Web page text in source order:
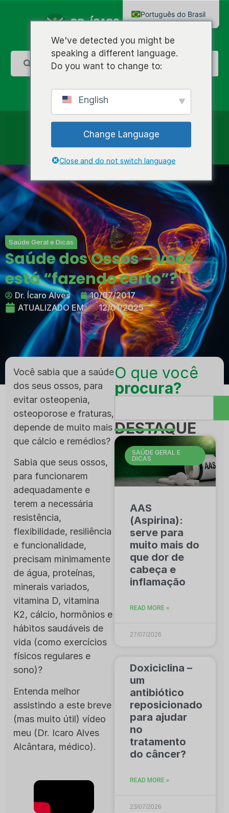
Saúde Geral e Dicas
Saúde dos Ossos – você
está “fazendo certo”?
Dr. Ícaro Alves
10/07/2017
ATUALIZADO EM:
12/01/2025
Você sabia que a saúde
dos seus ossos, para
evitar osteopenia,
osteoporose e fraturas,
depende de muito mais
que cálcio e remédios?
Sabia que seus ossos,
para funcionarem
adequadamente e
terem a necessária
resistência,
flexibilidade, resiliência
e funcionalidade,
precisam minimamente
de água, proteínas,
minerais variados,
vitamina D, vitamina
K2, cálcio, hormônios e
hábitos saudáveis de
vida (como exercícios
físicos regulares e
sono)?
Entenda melhor
assistindo a este breve
(mas muito útil) vídeo
meu (Dr. Icaro Alves
Alcântara, médico).
O que você
procura?
DESTAQUE
SAÚDE GERAL E
DICAS
AAS
(Aspirina):
serve para
muito mais do
que dor de
cabeça e
inflamação
READ MORE »
27/07/2026
Doxiciclina –
um
antibiótico
reposicionado
para ajudar
no
tratamento
do câncer?
READ MORE »
23/07/2026
We've detected you might be
speaking a different language.
Do you want to change to:
English
Change Language
Close and do not switch language
Português do Brasil